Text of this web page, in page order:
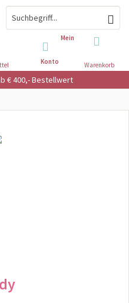
€ 400,- Bestellwert
Warenkorb
Mein
Konto